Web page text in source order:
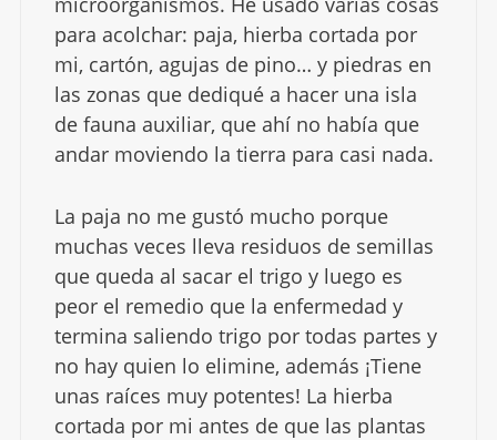
para acolchar: paja, hierba cortada por
mi, cartón, agujas de pino… y piedras en
las zonas que dediqué a hacer una isla
de fauna auxiliar, que ahí no había que
andar moviendo la tierra para casi nada.
La paja no me gustó mucho porque
muchas veces lleva residuos de semillas
que queda al sacar el trigo y luego es
peor el remedio que la enfermedad y
termina saliendo trigo por todas partes y
no hay quien lo elimine, además ¡Tiene
unas raíces muy potentes! La hierba
cortada por mi antes de que las plantas